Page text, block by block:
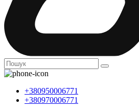
+380950006771
+380970006771